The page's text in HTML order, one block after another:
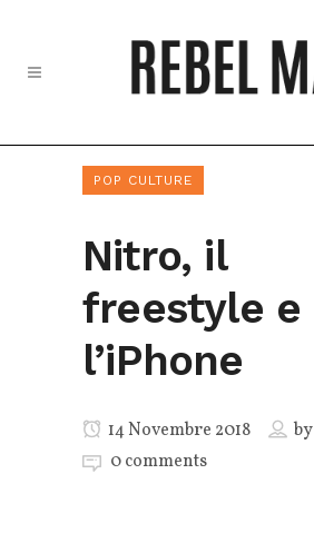
POP CULTURE
Nitro, il
freestyle e
l’iPhone
14 Novembre 2018 by
0 comments